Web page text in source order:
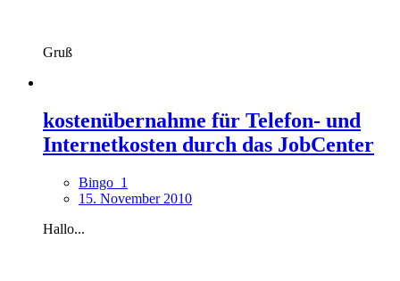
Gruß
kostenübernahme für Telefon- und
Internetkosten durch das JobCenter
Bingo_1
15. November 2010
Hallo...